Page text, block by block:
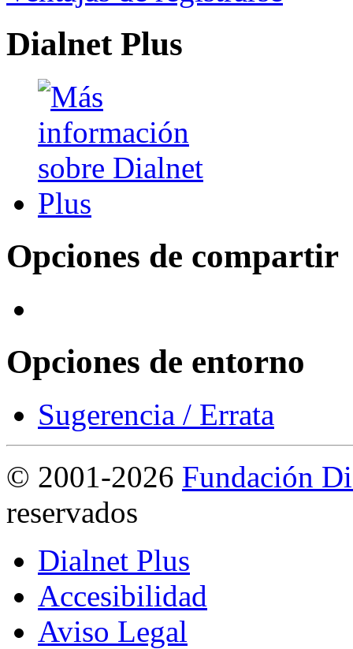
Dialnet Plus
Opciones de compartir
Opciones de entorno
Sugerencia / Errata
© 2001-2026 Fundación
reservados
Dialnet Plus
Accesibilidad
Aviso Legal